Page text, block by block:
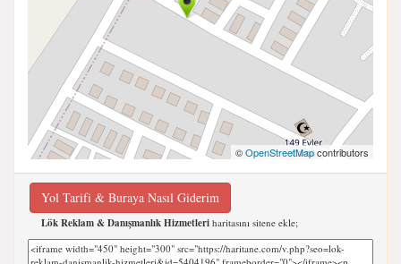
©OpenStreetMapcontributors
Yol Tarifi & Buraya Nasıl Giderim
Lök Reklam & Danışmanlık Hizmetleri haritasını sitene ekle;